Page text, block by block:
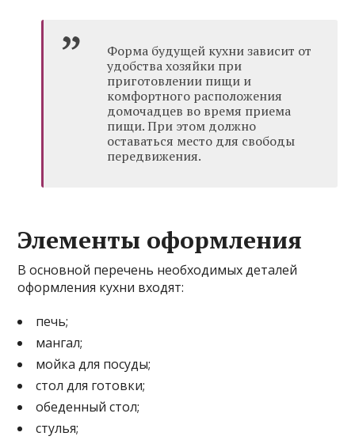
Форма будущей кухни зависит от
удобства хозяйки при
приготовлении пищи и
комфортного расположения
домочадцев во время приема
пищи. При этом должно
оставаться место для свободы
передвижения.
Элементы оформления
В основной перечень необходимых деталей
оформления кухни входят:
печь;
мангал;
мойка для посуды;
стол для готовки;
обеденный стол;
стулья;